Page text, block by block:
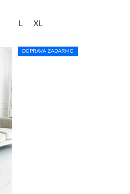
L XL
DOPRAVA ZADARMO